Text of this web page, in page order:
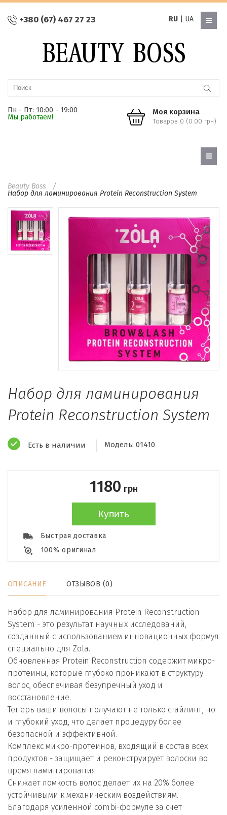
+380 (67) 467 27 23 RU| UA
Пн - Пт: 10:00 - 19:00
Мы работаем!
Моя корзина
Товаров 0 (0.00 грн)
Beauty Boss
Набор для ламинирования Protein Reconstruction System
Набор для ламинирования
Protein Reconstruction System
Есть в наличии Модель: 01410
1180 грн
Купить
Быстрая доставка
100% оригинал
ОПИСАНИЕ ОТЗЫВОВ (0)
Набор для ламинирования Protein Reconstruction
System - это результат научных исследований,
созданный с использованием инновационных формул
специально для Zola.
Обновленная Protein Reconstruction содержит микро-
протеины, которые глубоко проникают в структуру
волос, обеспечивая безупречный уход и
восстановление.
Теперь ваши волосы получают не только стайлинг, но
и глубокий уход, что делает процедуру более
безопасной и эффективной.
Комплекс микро-протеинов, входящий в состав всех
продуктов - защищает и реконструирует волоски во
время ламинирования.
Снижает ломкость волос делает их на 20% более
устойчивыми к механическим воздействиям.
Благодаря усиленной combi-формуле за счет